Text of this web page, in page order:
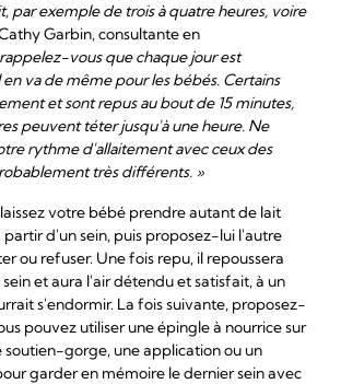
par exemple de trois à quatre heures, voire
Garbin, consultante en
vous que chaque jour est
va de même pour les bébés. Certains
et sont repus au bout de 15 minutes,
peuvent téter jusqu'à une heure. Ne
rythme d'allaitement avec ceux des
très différents. »
votre bébé prendre autant de lait
partir d'un sein, puis proposez-lui l'autre
ou refuser. Une fois repu, il repoussera
et aura l'air détendu et satisfait, à un
s'endormir. La fois suivante, proposez-
pouvez utiliser une épingle à nourrice sur
gorge, une application ou un
garder en mémoire le dernier sein avec